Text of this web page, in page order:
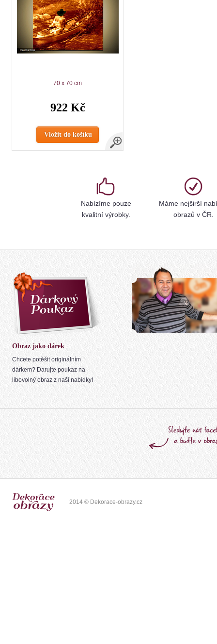
70 x 70 cm
922 Kč
Vložit do košíku
Nabízíme pouze
kvalitní výrobky.
Máme nejširší
obrazů v ČR.
Obraz jako dárek
Chcete potěšit originálním
dárkem? Darujte poukaz na
libovolný obraz z naší nabídky!
2014 © Dekorace-obrazy.cz